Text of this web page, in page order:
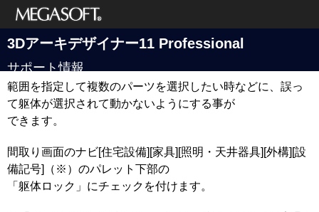
メガソフト株式
会社
3Dアーキデザイナー11 Professional
サポート情報
範囲を指定して複数のパーツを選択したい時などに、誤っ
て躯体が選択されて動かないようにする事が
できます。
間取り画面のナビ[住宅設備][家具][照明・天井器具][外構][設
備記号]（※）のパレット下部の
「躯体ロック」にチェックを付けます。